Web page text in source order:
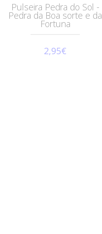
Pulseira Pedra do Sol -
Pedra da Boa sorte e da
Fortuna
2,95€